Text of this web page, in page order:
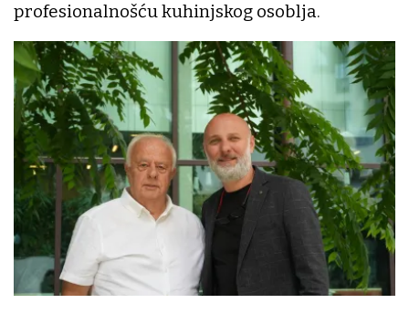
profesionalnošću kuhinjskog osoblja.